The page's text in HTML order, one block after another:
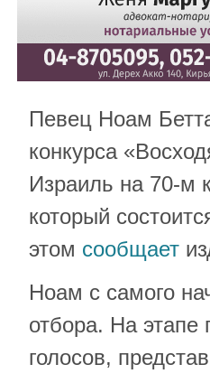
Певец Ноам
конкурса
Израиль на 70-м
который
этом сообщает
Ноам с самого
отбора. На
голосов,